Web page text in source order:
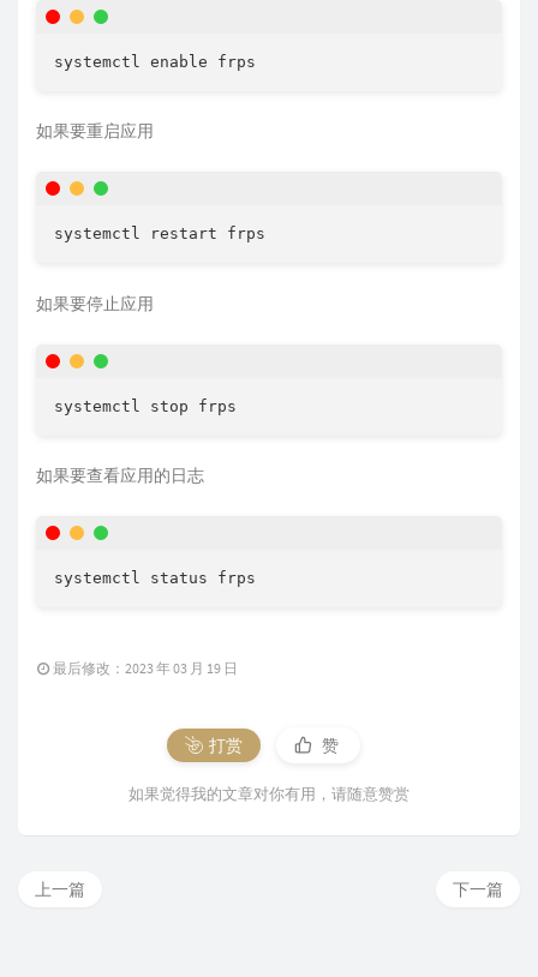
systemctl enable frps
如果要重启应用
systemctl restart frps
如果要停止应用
systemctl stop frps
如果要查看应用的日志
systemctl status frps
最后修改：2023 年 03 月 19 日
打赏 赞
如果觉得我的文章对你有用，请随意赞赏
下一篇
上一篇